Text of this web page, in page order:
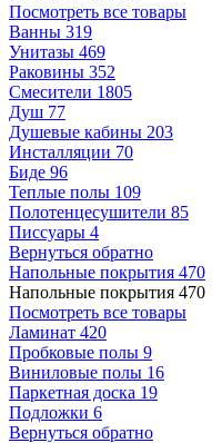
Посмотреть все товары
Ванны 319
Унитазы 469
Раковины 352
Смесители 1805
Душ 77
Душевые кабины 203
Инсталляции 70
Биде 96
Теплые полы 109
Полотенцесушители 85
Писсуары 4
Вернуться обратно
Напольные покрытия 470
Напольные покрытия 470
Посмотреть все товары
Ламинат 420
Пробковые полы 9
Виниловые полы 16
Паркетная доска 19
Подложки 6
Вернуться обратно